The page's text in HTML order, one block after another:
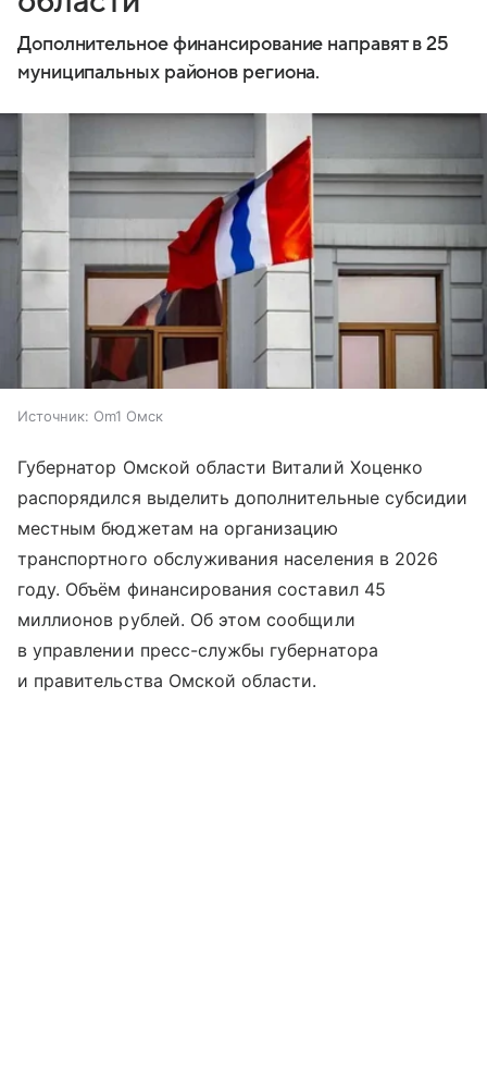
Дополнительное финансирование направят в 25
муниципальных районов региона.
Источник: Om1 Омск
Губернатор Омской области Виталий Хоценко
распорядился выделить дополнительные субсидии
местным бюджетам на организацию
транспортного обслуживания населения в 2026
году. Объём финансирования составил 45
миллионов рублей. Об этом сообщили
в управлении пресс-службы губернатора
и правительства Омской области.